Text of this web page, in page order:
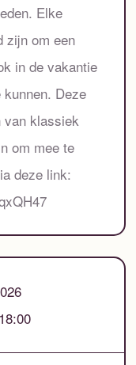
Elke
zijn om een
in de vakantie
Deze
van klassiek
om mee te
deze link: